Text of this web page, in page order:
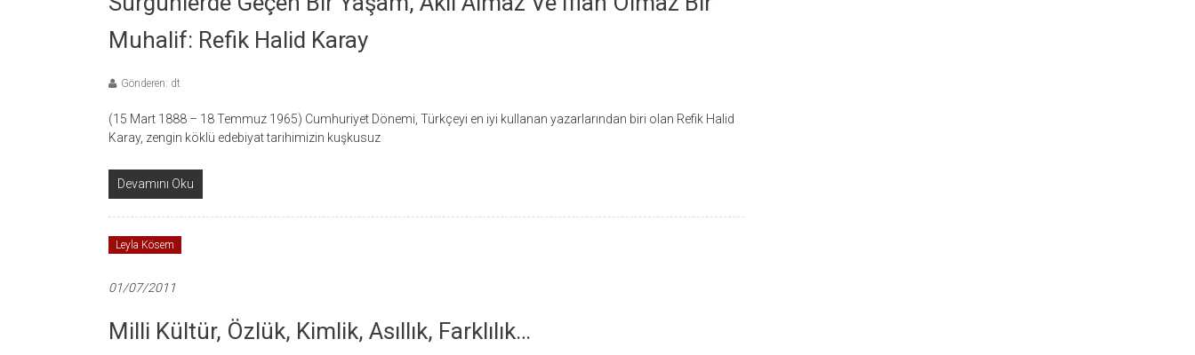
Muhalif: Refik Halid Karay
Gönderen: dt
(15 Mart 1888 – 18 Temmuz 1965) Cumhuriyet Dönemi, Türkçeyi en iyi kullanan yazarlarından biri olan Refik Halid
Karay, zengin köklü edebiyat tarihimizin kuşkusuz
Devamını Oku
Leyla Kösem
01/07/2011
Milli Kültür, Özlük, Kimlik, Asıllık, Farklılık…